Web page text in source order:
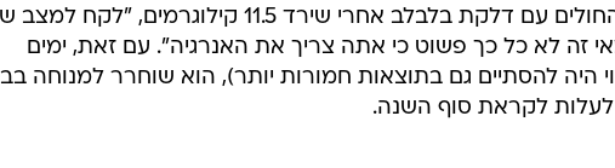
סיפר השחקן שאובחן בבית החולים עם דלקת בלבלב אחרי שירד 11.5 קילוגרמים, "לקח
זה לא כל כך פשוט כי אתה צריך את האנרגיה". עם זאת, ימים
היה להסתיים גם בתוצאות חמורות יותר), הוא שוחרר למנוחה
לקראת סוף השנה.